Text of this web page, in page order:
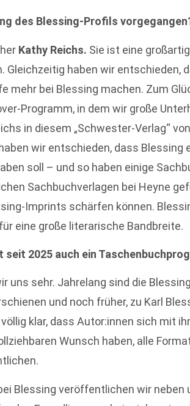
des Blessing-Profils
Kathy Reichs. Sie ist eine
haben wir entschieden,
mehr bei Blessing machen. Zum
Programm, in dem wir große
in diesem „Schwester-Verlag“
wir entschieden, dass Blessing
soll – und so haben einige
Sachbuchverlagen bei Heyne
Imprints schärfen können.
eine große literarische Bandbreite.
2025 auch ein
uns sehr. Jahrelang sind die
und noch früher, zu Karl
klar, dass Autor:innen sich mit
Wunsch haben, alle
Blessing veröffentlichen wir neben